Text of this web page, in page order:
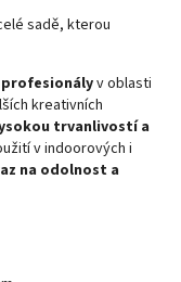
sadě, kterou
v oblasti
kreativních
trvanlivostí a
v indoorových i
na odolnost a